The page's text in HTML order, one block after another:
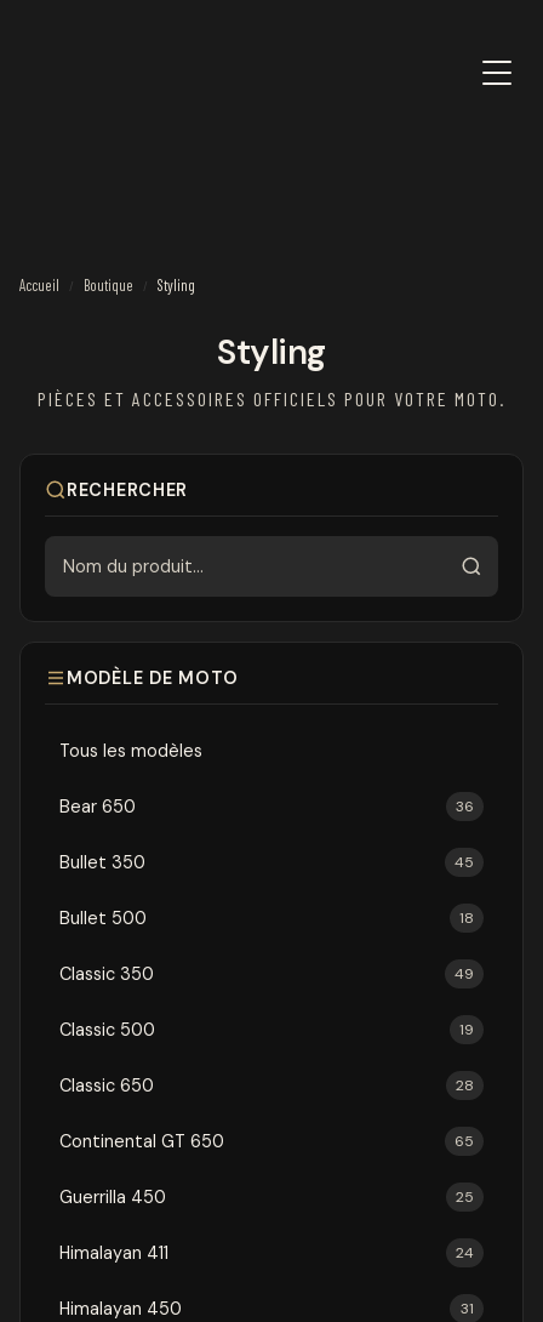
Accueil / Boutique / Styling
Styling
PIÈCES ET ACCESSOIRES OFFICIELS POUR VOTRE MOTO.
RECHERCHER
MODÈLE DE MOTO
Tous les modèles
Bear 650 36
Bullet 350 45
Bullet 500 18
Classic 350 49
Classic 500 19
Classic 650 28
Continental GT 650 65
Guerrilla 450 25
Himalayan 411 24
Himalayan 450 31